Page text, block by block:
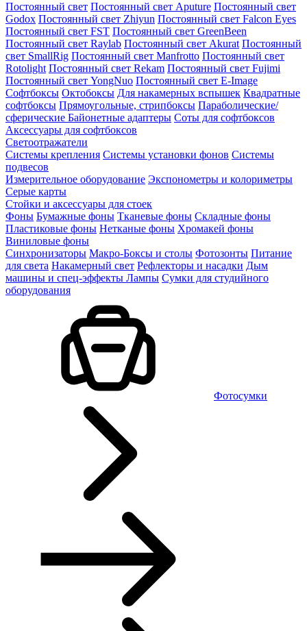
Постоянный свет Постоянный свет Aputure Постоянный свет
Godox Постоянный свет Zhiyun Постоянный свет Falcon Eyes
Постоянный свет FST Постоянный свет GreenBeen
Постоянный свет Raylab Постоянный свет Akurat Постоянный
свет SmallRig Постоянный свет Manfrotto Постоянный свет
Rotolight Постоянный свет Rekam Постоянный свет Fujimi
Постоянный свет YongNuo Постоянный свет E-Image
Софтбоксы Октобоксы Для накамерных вспышек Квадратные
софтбоксы Прямоугольные, стрипбоксы Параболические/
сферические Байонетныe адаптеры Соты для софтбоксов
Аксессуары для софтбоксов
Светоотражатели
Системы крепления Системы установки фонов Системы
подвесов
Измерительное оборудование Экспонометры и колориметры
Серые карты
Стойки и аксессуары для стоек
Фоны Бумажные фоны Тканевые фоны Складные фоны
Пластиковые фоны Нетканые фоны Хромакей фоны
Виниловые фоны
Синхронизаторы Макро-Боксы и столы Фотозонты Питание
для света Накамерный свет Рефлекторы и насадки Дым
машины и спец-эффекты Лампы Сумки для студийного
оборудования
Фотосумки